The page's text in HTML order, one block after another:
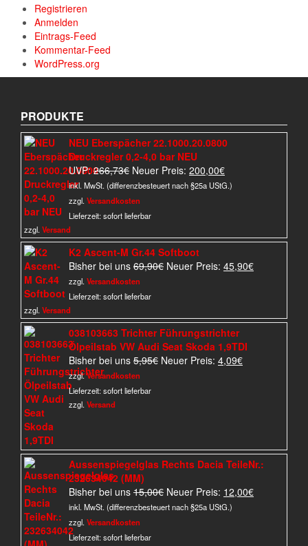
Registrieren
Anmelden
Eintrags-Feed
Kommentar-Feed
WordPress.org
PRODUKTE
NEU Eberspächer 22.1000.20.0800
Druckregler 0,2-4,0 bar NEU
UVP: 266,73€ Ursprünglicher
Preis
war:
266,73€
Neuer Preis: 200,00€Aktueller
Preis
inkl. MwSt. (differenzbesteuert nach §25a UStG.)
zzgl. Versandkosten
Lieferzeit:sofort lieferbar
zzgl. Versand
K2 Ascent-M Gr.44 Softboot
Bisher bei uns 69,90€ Ursprünglicher
Neuer Preis: 45,90€Aktueller
zzgl. Versandkosten
Lieferzeit:sofort lieferbar
zzgl. Versand
038103663 Trichter Führungstrichter
Ölpeilstab VW Audi Seat Skoda 1,9TDI
Bisher bei uns 5,95€ Ursprünglicher
Neuer Preis: 4,09€Aktueller
zzgl.Versandkosten
Lieferzeit:sofort lieferbar
zzgl. Versand
Aussenspiegelglas Rechts Dacia TeileNr.:
232634042 (MM)
Bisher bei uns 15,00€ Ursprünglicher
Preis
Neuer Preis: 12,00€Aktueller
inkl. MwSt. (differenzbesteuert nach §25a UStG.)
zzgl. Versandkosten
Lieferzeit:sofort lieferbar